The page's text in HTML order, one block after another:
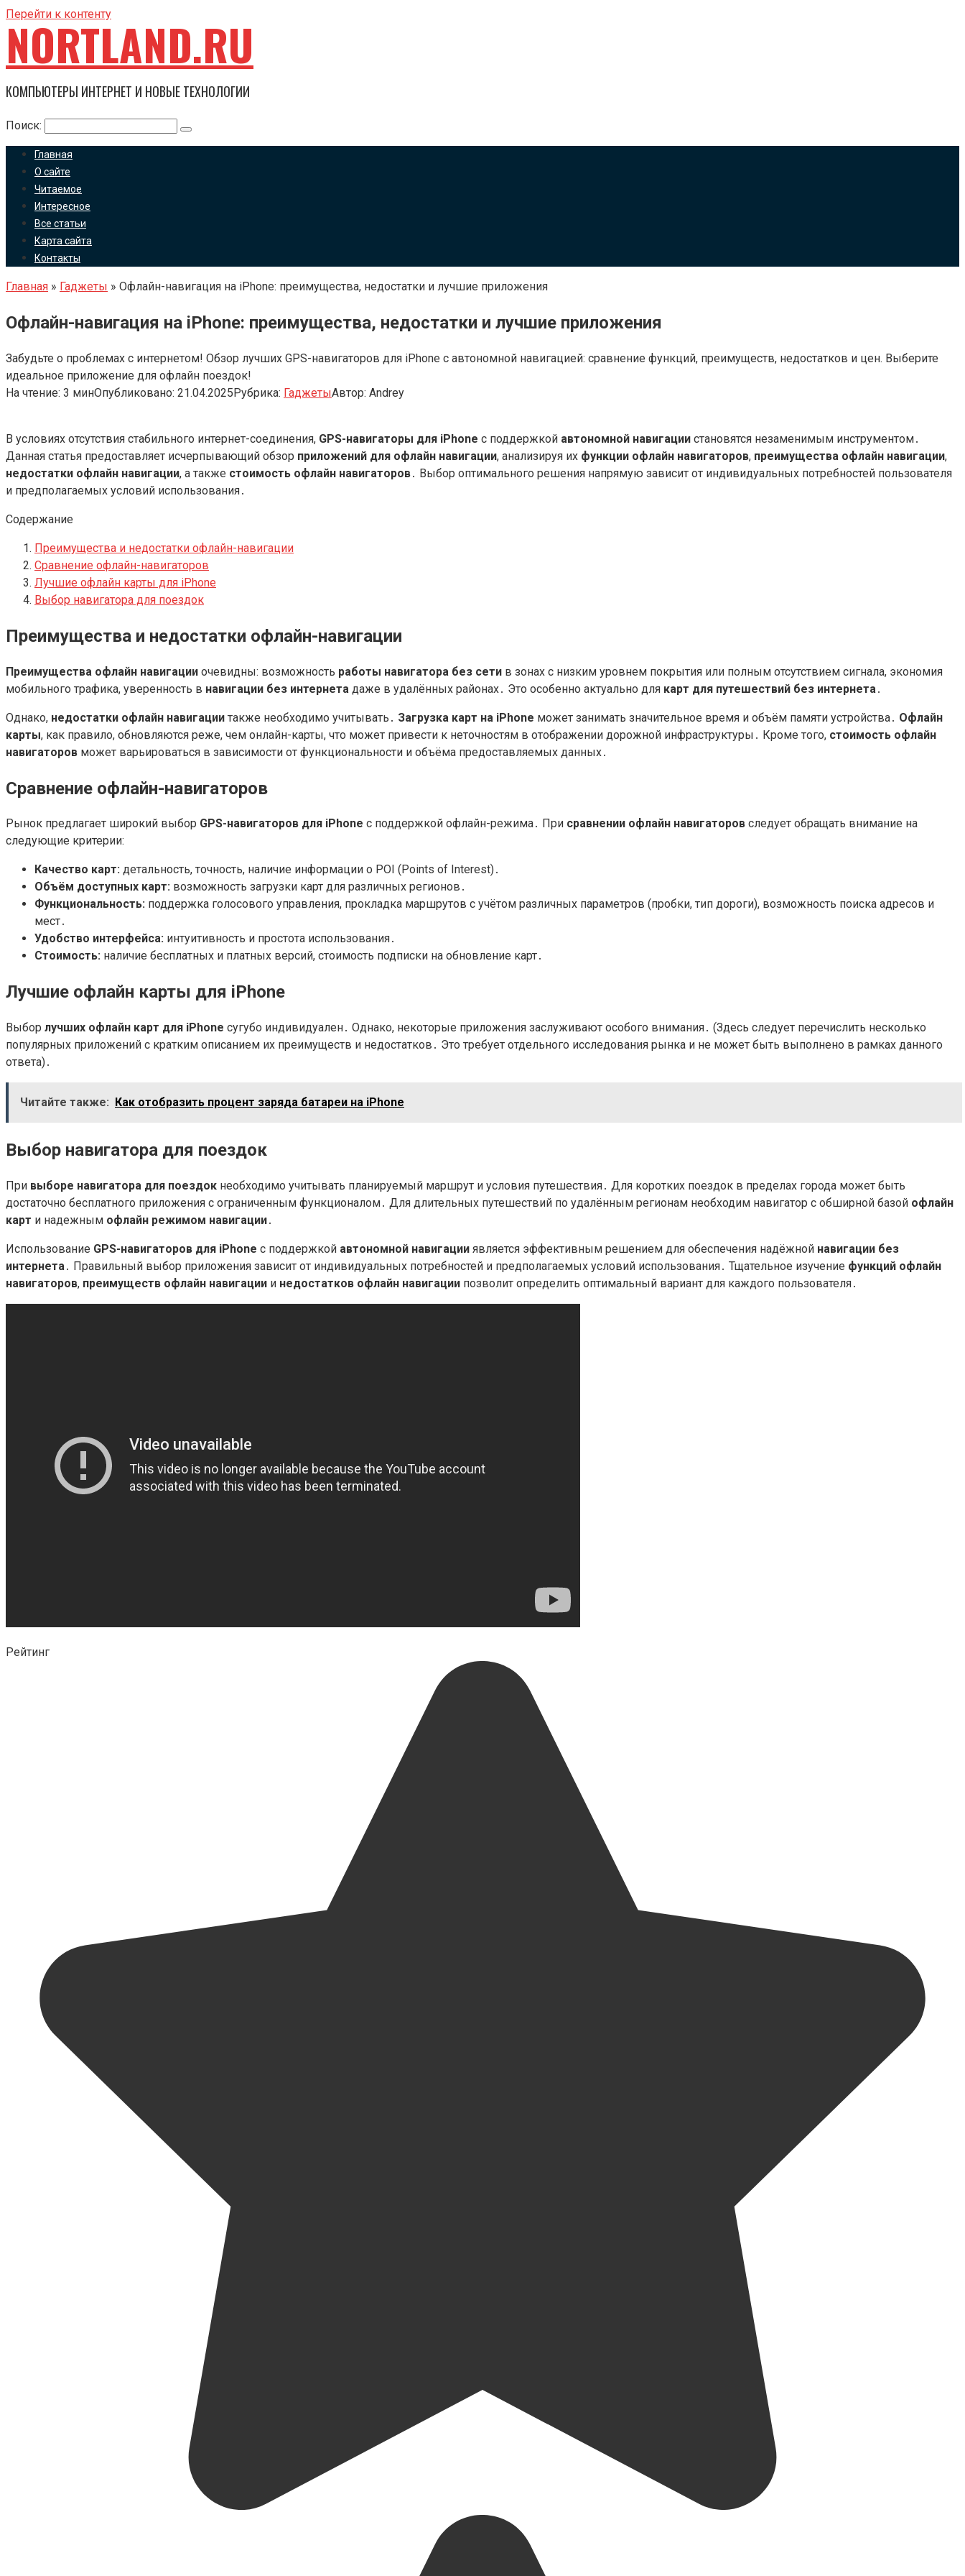
Перейти к контенту
NORTLAND.RU
КОМПЬЮТЕРЫ ИНТЕРНЕТ И НОВЫЕ ТЕХНОЛОГИИ
Поиск:
Главная
О сайте
Читаемое
Интересное
Все статьи
Карта сайта
Контакты
Главная » Гаджеты » Офлайн-навигация на iPhone: преимущества, недостатки и лучшие приложения
Офлайн-навигация на iPhone: преимущества, недостатки и лучшие приложения
Забудьте о проблемах с интернетом! Обзор лучших GPS-навигаторов для iPhone с автономной навигацией: сравнение функций, преимуществ, недостатков и цен. Выберите
идеальное приложение для офлайн поездок!
На чтение: 3 минОпубликовано: 21.04.2025Рубрика: ГаджетыАвтор: Andrey
В условиях отсутствия стабильного интернет-соединения, GPS-навигаторы для iPhone с поддержкой автономной навигации становятся незаменимым инструментом․
Данная статья предоставляет исчерпывающий обзор приложений для офлайн навигации, анализируя их функции офлайн навигаторов, преимущества офлайн навигации,
недостатки офлайн навигации, а также стоимость офлайн навигаторов․ Выбор оптимального решения напрямую зависит от индивидуальных потребностей пользователя
и предполагаемых условий использования․
Содержание
Преимущества и недостатки офлайн-навигации
Сравнение офлайн-навигаторов
Лучшие офлайн карты для iPhone
Выбор навигатора для поездок
Преимущества и недостатки офлайн-навигации
Преимущества офлайн навигации очевидны: возможность работы навигатора без сети в зонах с низким уровнем покрытия или полным отсутствием сигнала, экономия
мобильного трафика, уверенность в навигации без интернета даже в удалённых районах․ Это особенно актуально для карт для путешествий без интернета ․
Однако, недостатки офлайн навигации также необходимо учитывать․ Загрузка карт на iPhone может занимать значительное время и объём памяти устройства․ Офлайн
карты, как правило, обновляются реже, чем онлайн-карты, что может привести к неточностям в отображении дорожной инфраструктуры․ Кроме того, стоимость офлайн
навигаторов может варьироваться в зависимости от функциональности и объёма предоставляемых данных․
Сравнение офлайн-навигаторов
Рынок предлагает широкий выбор GPS-навигаторов для iPhone с поддержкой офлайн-режима․ При сравнении офлайн навигаторов следует обращать внимание на
следующие критерии:
Качество карт: детальность, точность, наличие информации о POI (Points of Interest)․
Объём доступных карт: возможность загрузки карт для различных регионов․
Функциональность: поддержка голосового управления, прокладка маршрутов с учётом различных параметров (пробки, тип дороги), возможность поиска адресов и
мест․
Удобство интерфейса: интуитивность и простота использования․
Стоимость: наличие бесплатных и платных версий, стоимость подписки на обновление карт․
Лучшие офлайн карты для iPhone
Выбор лучших офлайн карт для iPhone сугубо индивидуален․ Однако, некоторые приложения заслуживают особого внимания․ (Здесь следует перечислить несколько
популярных приложений с кратким описанием их преимуществ и недостатков․ Это требует отдельного исследования рынка и не может быть выполнено в рамках данного
ответа)․
Читайте также: Как отобразить процент заряда батареи на iPhone
Выбор навигатора для поездок
При выборе навигатора для поездок необходимо учитывать планируемый маршрут и условия путешествия․ Для коротких поездок в пределах города может быть
достаточно бесплатного приложения с ограниченным функционалом․ Для длительных путешествий по удалённым регионам необходим навигатор с обширной базой офлайн
карт и надежным офлайн режимом навигации․
Использование GPS-навигаторов для iPhone с поддержкой автономной навигации является эффективным решением для обеспечения надёжной навигации без
интернета․ Правильный выбор приложения зависит от индивидуальных потребностей и предполагаемых условий использования․ Тщательное изучение функций офлайн
навигаторов, преимуществ офлайн навигации и недостатков офлайн навигации позволит определить оптимальный вариант для каждого пользователя․
Рейтинг